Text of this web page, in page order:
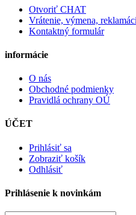
Otvoriť CHAT
Vrátenie, výmena,
Kontaktný formulár
informácie
O nás
Obchodné podmienky
Pravidlá ochrany OÚ
ÚČET
Prihlásiť sa
Zobraziť košík
Odhlásiť
Prihlásenie k novinkám